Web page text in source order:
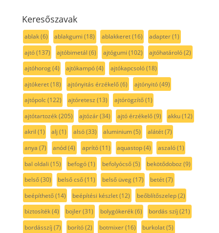
Keresőszavak
ablak(6) ablakgumi (18) ablakkeret(16) adapter(1)
ajtó(137) ajtóbimetál (6) ajtógumi (102) ajtóhatároló(2)
ajtóhorog(4) ajtókampó(4) ajtókapcsoló(18)
ajtókeret(18) ajtónyitás érzékelő(6) ajtónyitó(49)
ajtópolc(122) ajtóretesz (13) ajtórögzítő(1)
ajtótartozék(205) ajtózár(34) ajtó érzékelő(9) akku(12)
akril (1) alj (1) alsó(33) aluminium(5) alátét(7)
anya (7) anód(4) aprító(11) aquastop(4) aszaló(1)
bal oldali (15) befogó(1) befolyócső(5) bekötődoboz (9)
belső(30) belső cső(11) belső üveg(17) betét(7)
beépíthető(14) beépítési készlet(12) beőblítőszelep(2)
biztosíték(4) bojler(31) bolygókerék(6) bordás szíj (21)
bordásszíj (7) borító(2) botmixer(16) burkolat(5)